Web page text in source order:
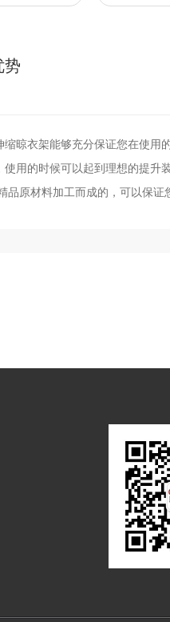
势
晾衣架能够充分保证您在使用
用的时候可以起到理想的提升装
原材料加工而成的，可以保